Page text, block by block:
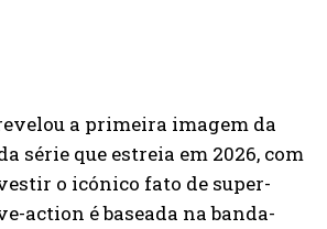
a primeira imagem da
série que estreia em 2026, com
o icónico fato de super-
action é baseada na banda-